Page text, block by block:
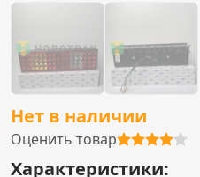
Нет в наличии
Оценить товар
Характеристики: